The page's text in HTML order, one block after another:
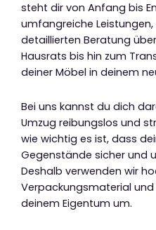
steht dir von Anfang bis
umfangreiche
detaillierten Beratung
Hausrats bis hin zum
deiner Möbel in deinem
Bei uns kannst du dich
Umzug reibungslos und
wie wichtig es ist, dass
Gegenstände sicher und
Deshalb verwenden wir
Verpackungsmaterial
deinem Eigentum um.